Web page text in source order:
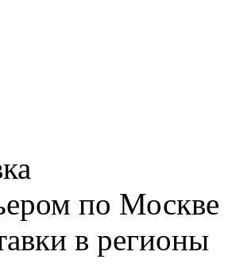
по Москве
в регионы